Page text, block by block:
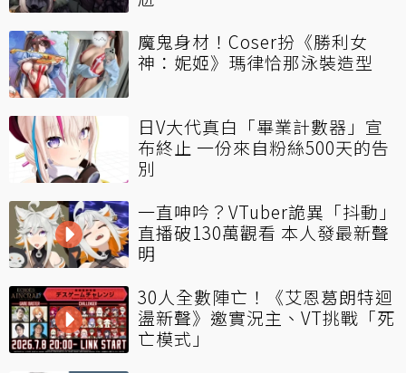
魔鬼身材！Coser扮《勝利女
神：妮姬》瑪律恰那泳裝造型
日V大代真白「畢業計數器」宣
布終止 一份來自粉絲500天的告
別
一直呻吟？VTuber詭異「抖動」
直播破130萬觀看 本人發最新聲
明
30人全數陣亡！《艾恩葛朗特迴
盪新聲》邀實況主、VT挑戰「死
亡模式」